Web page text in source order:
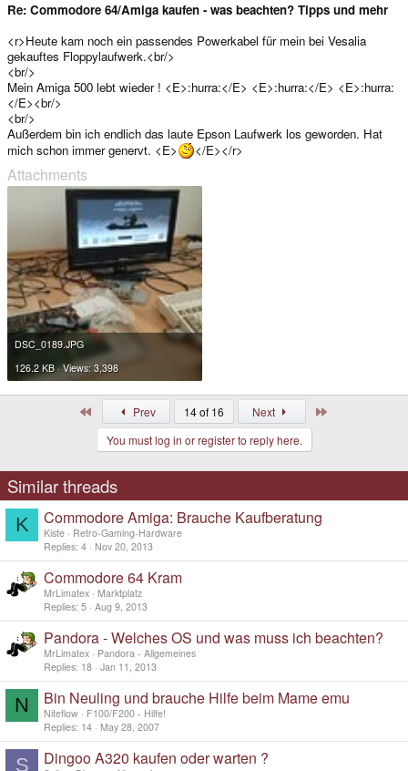
Re: Commodore 64/Amiga kaufen - was beachten? Tipps und mehr
<r>Heute kam noch ein passendes Powerkabel für mein bei Vesalia
gekauftes Floppylaufwerk.<br/>
<br/>
Mein Amiga 500 lebt wieder ! <E>:hurra:</E> <E>:hurra:</E> <E>:hurra:
</E><br/>
<br/>
Außerdem bin ich endlich das laute Epson Laufwerk los geworden. Hat
mich schon immer genervt. <E>
</E></r>
Attachments
DSC_0189.JPG
126.2 KB · Views: 3,398
Prev 14 of 16 Next
You must log in or register to reply here.
Similar threads
K Commodore Amiga: Brauche Kaufberatung
Kiste
Retro-Gaming-Hardware
Replies 4 Nov 20, 2013
Commodore 64 Kram
MrLimatex
Marktplatz
Replies 5 Aug 9, 2013
Pandora - Welches OS und was muss ich beachten?
MrLimatex
Pandora - Allgemeines
Replies 18 Jan 11, 2013
N Bin Neuling und brauche Hilfe beim Mame emu
Niteflow
F100/F200 - Hilfe!
Replies 14 May 28, 2007
S Dingoo A320 kaufen oder warten ?